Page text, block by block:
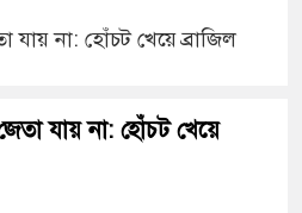
মার্কিন
যায় না: হোঁচট খেয়ে ব্রাজিল
যায় না: হোঁচট খেয়ে